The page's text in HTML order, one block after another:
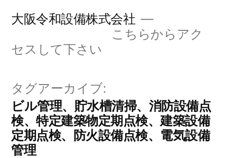
大阪令和設備株式会社
こちらからアク
セスして下さい
タグアーカイブ:
ビル管理、貯水槽清掃、消防設備点
検、特定建築物定期点検、建築設備
定期点検、防火設備点検、電気設備
管理